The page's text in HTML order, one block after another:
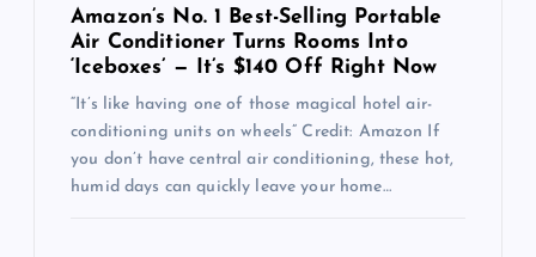
Amazon’s No. 1 Best-Selling Portable
Air Conditioner Turns Rooms Into
‘Iceboxes’ — It’s $140 Off Right Now
“It’s like having one of those magical hotel air-
conditioning units on wheels” Credit: Amazon If
you don’t have central air conditioning, these hot,
humid days can quickly leave your home…